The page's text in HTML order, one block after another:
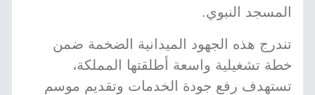
المسجد النبوي.
تندرج هذه الجهود الميدانية الضخمة ضمن
خطة تشغيلية واسعة أطلقتها المملكة،
تستهدف رفع جودة الخدمات وتقديم موسم